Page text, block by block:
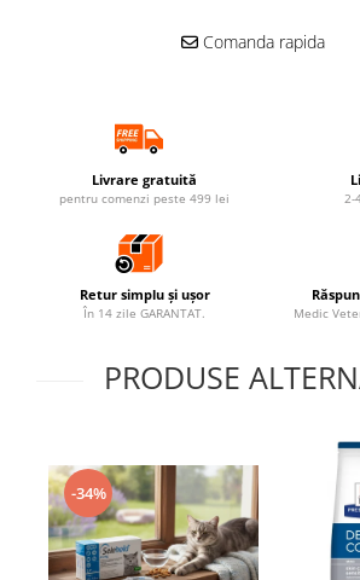
Comanda rapida
Livrare gratuită
pentru comenzi peste 499 lei 2-
Retur simplu și ușor
În 14 zile GARANTAT. Medic
PRODUSE
-34%